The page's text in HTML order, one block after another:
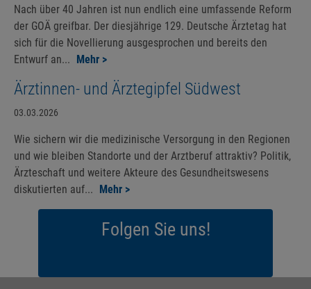
Nach über 40 Jahren ist nun endlich eine umfassende Reform
der GOÄ greifbar. Der diesjährige 129. Deutsche Ärztetag hat
sich für die Novellierung ausgesprochen und bereits den
Entwurf an... Mehr >
Ärztinnen- und Ärztegipfel Südwest
03.03.2026
Wie sichern wir die medizinische Versorgung in den Regionen
und wie bleiben Standorte und der Arztberuf attraktiv? Politik,
Ärzteschaft und weitere Akteure des Gesundheitswesens
diskutierten auf... Mehr >
Folgen Sie uns!